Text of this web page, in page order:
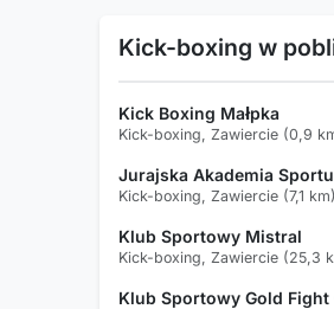
Kick-boxing w
Kick Boxing Małpka
Kick-boxing, Zawiercie (0,9
Jurajska Akademia Sportu
Kick-boxing, Zawiercie (7,1 km)
Klub Sportowy Mistral
Kick-boxing, Zawiercie (25,3
Klub Sportowy Gold Fight